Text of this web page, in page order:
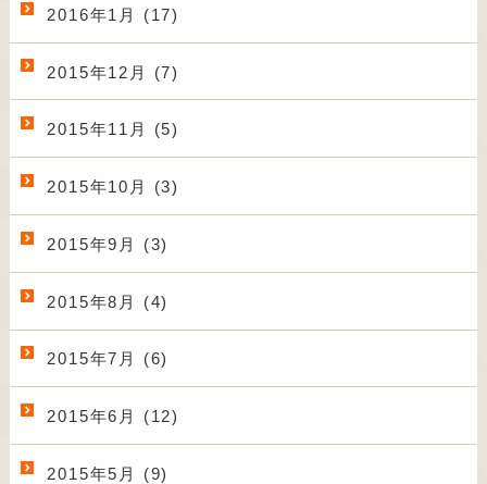
2016年1月 (17)
2015年12月 (7)
2015年11月 (5)
2015年10月 (3)
2015年9月 (3)
2015年8月 (4)
2015年7月 (6)
2015年6月 (12)
2015年5月 (9)